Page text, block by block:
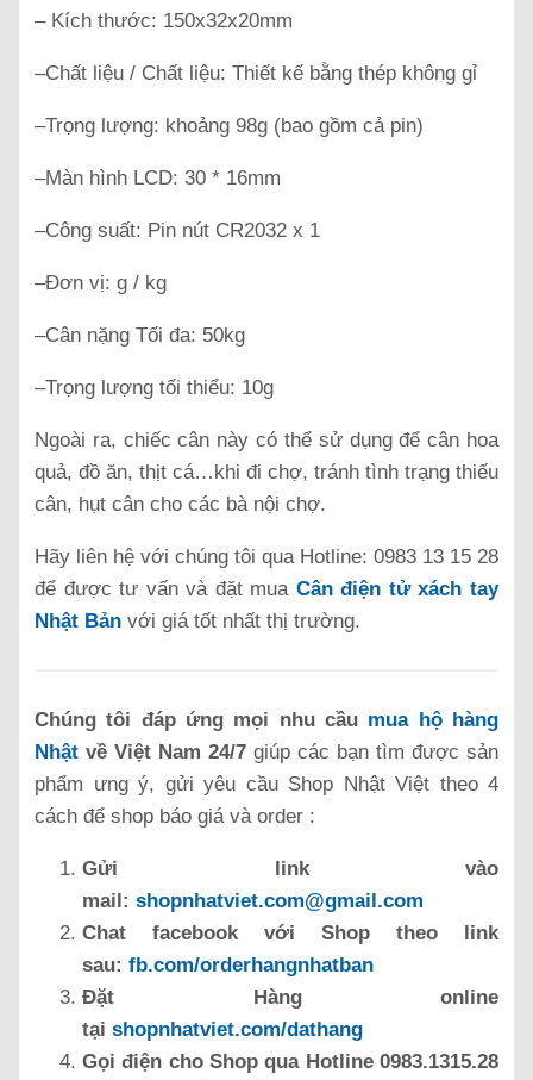
– Kích thước: 150x32x20mm
–Chất liệu / Chất liệu: Thiết kế bằng thép không gỉ
–Trọng lượng: khoảng 98g (bao gồm cả pin)
–Màn hình LCD: 30 * 16mm
–Công suất: Pin nút CR2032 x 1
–Đơn vị: g / kg
–Cân nặng Tối đa: 50kg
–Trọng lượng tối thiểu: 10g
Ngoài ra, chiếc cân này có thể sử dụng để cân hoa
quả, đồ ăn, thịt cá…khi đi chợ, tránh tình trạng thiếu
cân, hụt cân cho các bà nội chợ.
Hãy liên hệ với chúng tôi qua Hotline: 0983 13 15 28
để được tư vấn và đặt mua Cân điện tử xách tay
Nhật Bản với giá tốt nhất thị trường.
Chúng tôi đáp ứng mọi nhu cầu mua hộ hàng
Nhật về Việt Nam 24/7 giúp các bạn tìm được sản
phẩm ưng ý, gửi yêu cầu Shop Nhật Việt theo 4
cách để shop báo giá và order :
Gửi link vào
mail: shopnhatviet.com@gmail.com
Chat facebook với Shop theo link
sau: fb.com/orderhangnhatban
Đặt Hàng online
tại shopnhatviet.com/dathang
Gọi điện cho Shop qua Hotline 0983.1315.28